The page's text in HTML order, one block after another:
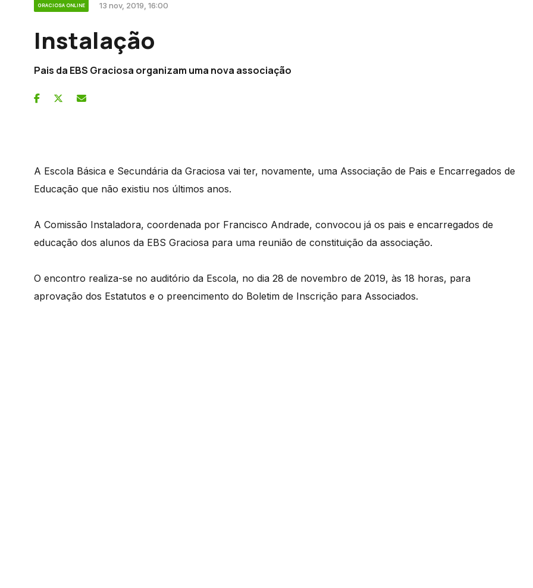
GRACIOSA ONLINE 13 nov, 2019, 16:00
Instalação
Pais da EBS Graciosa organizam uma nova associação
A Escola Básica e Secundária da Graciosa vai ter, novamente, uma Associação de Pais e Encarregados de
Educação que não existiu nos últimos anos.
A Comissão Instaladora, coordenada por Francisco Andrade, convocou já os pais e encarregados de
educação dos alunos da EBS Graciosa para uma reunião de constituição da associação.
O encontro realiza-se no auditório da Escola, no dia 28 de novembro de 2019, às 18 horas, para
aprovação dos Estatutos e o preencimento do Boletim de Inscrição para Associados.